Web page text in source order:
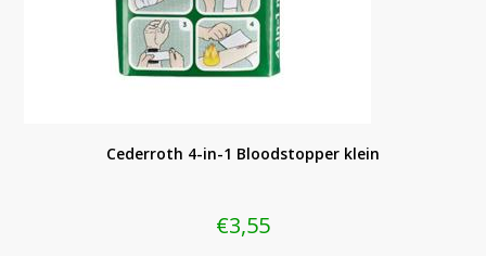
Cederroth 4-in-1 Bloodstopper klein
€3,55